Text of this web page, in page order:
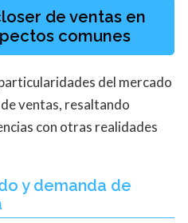
de ventas en
comunes
del mercado
ventas, resaltando
con otras realidades
y demanda de